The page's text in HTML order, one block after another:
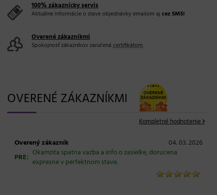
100% zákaznícky servis
Aktuálne informácie o stave objednávky emailom aj cez SMS!
Overené zákazníkmi
Spokojnosť zákazníkov zaručená certifikátom.
OVERENÉ ZÁKAZNÍKMI
Kompletné hodnotenie
Overený zákazník
04. 03. 2026
PRE: Okamzita spatna vazba a info o zasielke, dorucena
expresne v perfektnom stave.